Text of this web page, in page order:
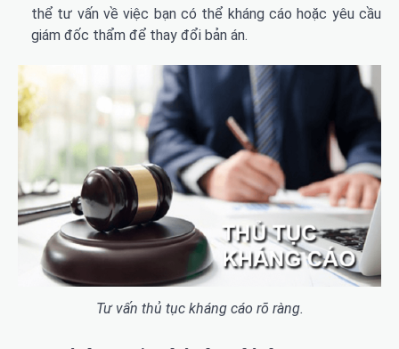
thể tư vấn về việc bạn có thể kháng cáo hoặc yêu cầu
giám đốc thẩm để thay đổi bản án.
Tư vấn thủ tục kháng cáo rõ ràng.